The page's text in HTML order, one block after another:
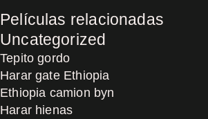
Películas relacionadas
Uncategorized
Tepito gordo
Harar gate Ethiopia
Ethiopia camion byn
Harar hienas